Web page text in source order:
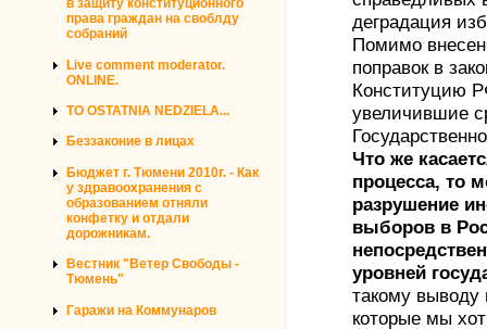
в защиту конституционного
права граждан на своблду
собраний
Live comment moderator.
ONLINE.
TO OSTATNIA NEDZIELA...
Беззаконие в лицах
Бюджет г. Тюмени 2010г. - Как
у здравоохранения с
образованием отняли
конфетку и отдали
дорожникам.
Вестник "Ветер Свободы -
Тюмень"
Гаражи на Коммунаров
деградация
Помимо
поправок в
Конституцию
увеличившие
Что же
процесса, то
разрушение
выборов в
уровней
такому
которые мы